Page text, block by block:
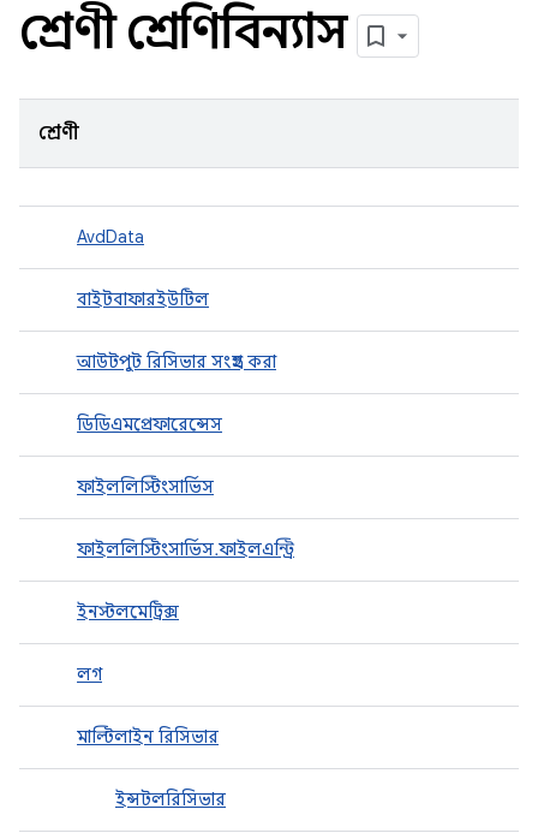
শ্রেণী শ্রেণিবিন্যাস
শ্রেণী
AvdData
বাইটবাফারইউটিল
আউটপুট রিসিভার সংগ্রহ করা
ডিডিএমপ্রেফারেন্সেস
ফাইললিস্টিংসার্ভিস
ফাইললিস্টিংসার্ভিস.ফাইলএন্ট্রি
ইনস্টলমেট্রিক্স
লগ
মাল্টিলাইন রিসিভার
ইন্সটলরিসিভার